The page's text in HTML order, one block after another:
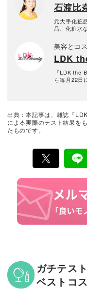
石渡比
元大手化粧
品、化粧水
美容とコ
LDK
『LDK the
ら毎月22日
ディアで情
『LDK』と
出典：本記事は、雑誌『
による実際のテスト結果を
たものです。
ガチテス
ベストコ